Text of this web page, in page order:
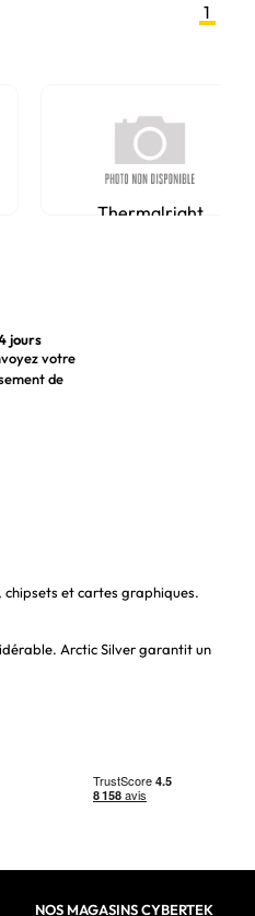
1
Thermalright
jours
votre
de
et cartes graphiques.
Arctic Silver garantit un
NOS MAGASINS CYBERTEK